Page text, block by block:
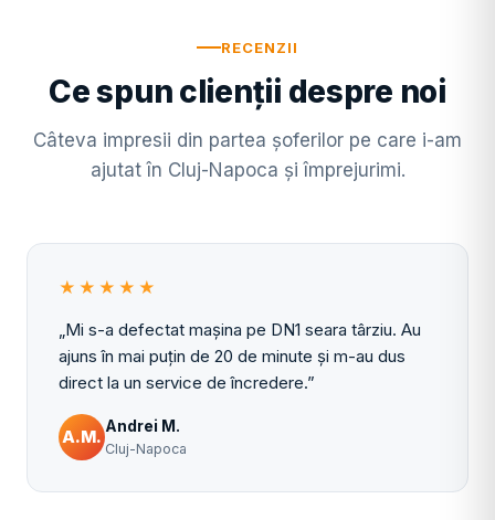
RECENZII
Ce spun clienții despre noi
Câteva impresii din partea șoferilor pe care i-am
ajutat în Cluj-Napoca și împrejurimi.
★★★★★
„Mi s-a defectat mașina pe DN1 seara târziu. Au
ajuns în mai puțin de 20 de minute și m-au dus
direct la un service de încredere.”
A.M.
Andrei M.
Cluj-Napoca